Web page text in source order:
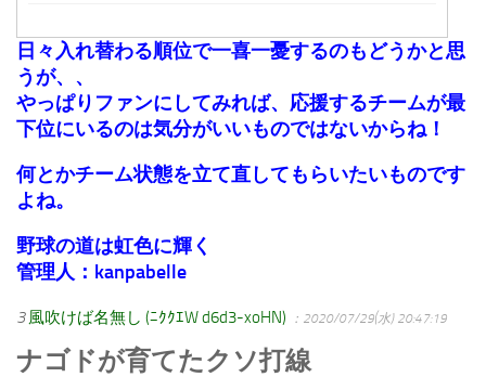
日々入れ替わる順位で一喜一憂するのもどうかと思
うが、、
やっぱりファンにしてみれば、応援するチームが最
下位にいるのは気分がいいものではないからね！
何とかチーム状態を立て直してもらいたいものです
よね。
野球の道は虹色に輝く
管理人：kanpabelle
3 風吹けば名無し (ﾆｸｸｴW d6d3-xoHN) ：2020/07/29(水) 20:47:19
ナゴドが育てたクソ打線